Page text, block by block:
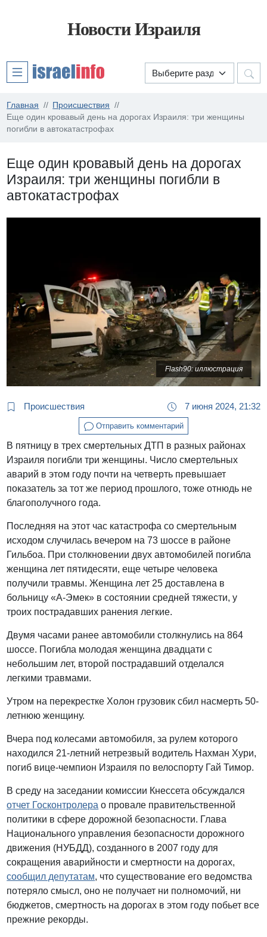
Новости Израиля
Главная
Происшествия
Еще один кровавый день на дорогах Израиля: три женщины
погибли в автокатастрофах
Еще один кровавый день на дорогах
Израиля: три женщины погибли в
автокатастрофах
Flash90: иллюстрация
Происшествия 7 июня 2024, 21:32
Отправить комментарий
В пятницу в трех смертельных ДТП в разных районах
Израиля погибли три женщины. Число смертельных
аварий в этом году почти на четверть превышает
показатель за тот же период прошлого, тоже отнюдь не
благополучного года.
Последняя на этот час катастрофа со смертельным
исходом случилась вечером на 73 шоссе в районе
Гильбоа. При столкновении двух автомобилей погибла
женщина лет пятидесяти, еще четыре человека
получили травмы. Женщина лет 25 доставлена в
больницу «А-Эмек» в состоянии средней тяжести, у
троих пострадавших ранения легкие.
Двумя часами ранее автомобили столкнулись на 864
шоссе. Погибла молодая женщина двадцати с
небольшим лет, второй пострадавший отделался
легкими травмами.
Утром на перекрестке Холон грузовик сбил насмерть 50-
летнюю женщину.
Вчера под колесами автомобиля, за рулем которого
находился 21-летний нетрезвый водитель Нахман Хури,
погиб вице-чемпион Израиля по велоспорту Гай Тимор.
В среду на заседании комиссии Кнессета обсуждался
отчет Госконтролера о провале правительственной
политики в сфере дорожной безопасности. Глава
Национального управления безопасности дорожного
движения (НУБДД), созданного в 2007 году для
сокращения аварийности и смертности на дорогах,
сообщил депутатам, что существование его ведомства
потеряло смысл, оно не получает ни полномочий, ни
бюджетов, смертность на дорогах в этом году побьет все
прежние рекорды.